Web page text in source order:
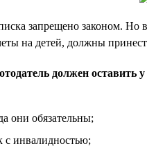
запрещено законом.
на детей, должны
должен оставить у
они обязательны;
инвалидностью;